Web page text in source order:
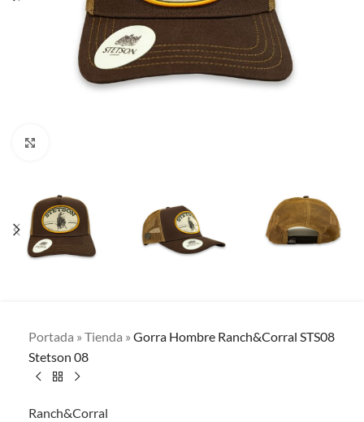
Portada » Tienda » Gorra Hombre Ranch&Corral STS08
Stetson 08
Ranch&Corral